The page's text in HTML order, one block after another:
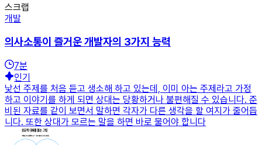
스크랩
개발
의사소통이 즐거운 개발자의 3가지 능력
7분
인기
낯선 주제를 처음 듣고 생소해 하고 있는데, 이미 아는 주제라고 가정
하고 이야기를 하게 되면 상대는 당황하거나 불편해질 수 있습니다. 준
비된 자료를 같이 보면서 말하면 각자가 다른 생각을 할 여지가 줄어듭
니다. 또한 상대가 모르는 말을 하면 바로 물어야 합니다